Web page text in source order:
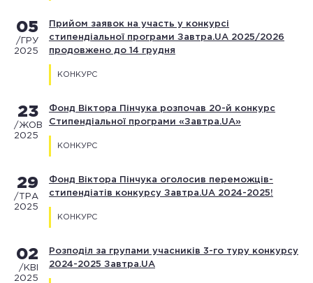
05
/ГРУ
2025
Прийом заявок на участь у конкурсі
стипендіальної програми Завтра.UA 2025/2026
продовжено до 14 грудня
КОНКУРС
23
/ЖОВ
2025
Фонд Віктора Пінчука розпочав 20-й конкурс
Стипендіальної програми «Завтра.UA»
КОНКУРС
29
/ТРА
2025
Фонд Віктора Пінчука оголосив переможців-
стипендіатів конкурсу Завтра.UA 2024-2025!
КОНКУРС
02
/КВІ
2025
Розподіл за групами учасників 3-го туру конкурсу
2024-2025 Завтра.UA